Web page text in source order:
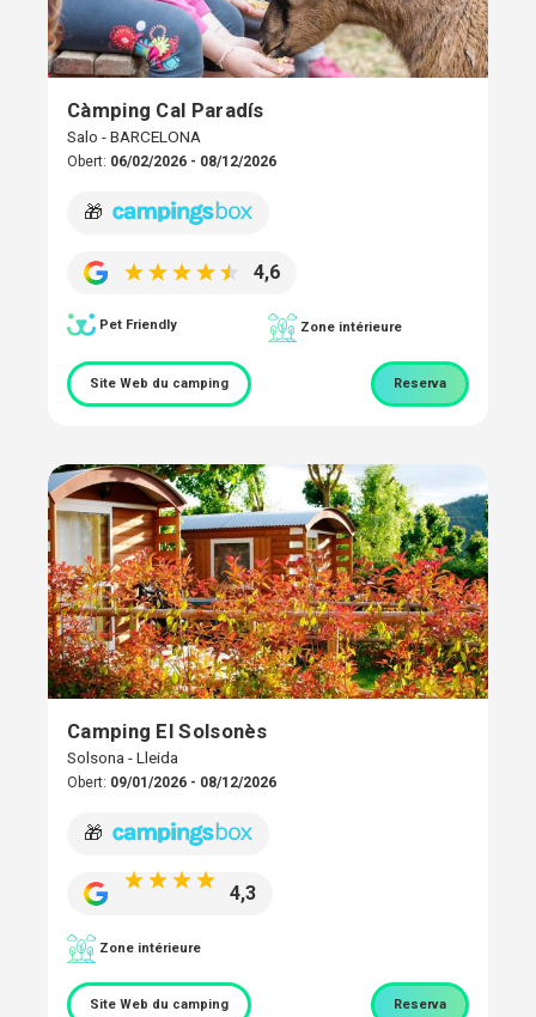
Càmping Cal Paradís
Salo - BARCELONA
Obert: 06/02/2026 - 08/12/2026
🎁
4,6
Pet Friendly Zone intérieure
Site Web du camping Reserva
Camping El Solsonès
Solsona - Lleida
Obert: 09/01/2026 - 08/12/2026
🎁
4,3
Zone intérieure
Site Web du camping Reserva